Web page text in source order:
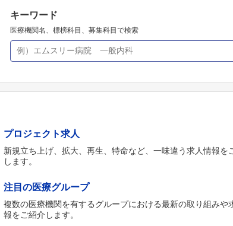
キーワード
医療機関名、標榜科目、募集科目で検索
プロジェクト求人
新規立ち上げ、拡大、再生、特命など、一味違う求人情報を
します。
注目の医療グループ
複数の医療機関を有するグループにおける最新の取り組みや
報をご紹介します。